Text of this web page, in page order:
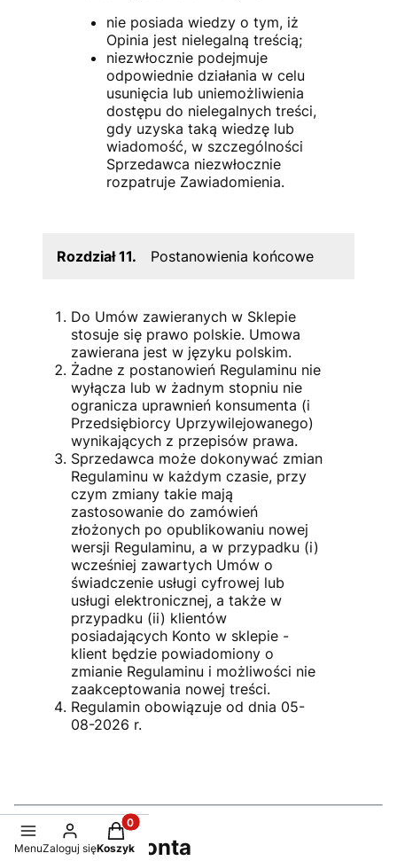
nie posiada wiedzy o tym, iż
Opinia jest nielegalną treścią;
niezwłocznie podejmuje
odpowiednie działania w celu
usunięcia lub uniemożliwienia
dostępu do nielegalnych treści,
gdy uzyska taką wiedzę lub
wiadomość, w szczególności
Sprzedawca niezwłocznie
rozpatruje Zawiadomienia.
Rozdział 11. Postanowienia końcowe
Do Umów zawieranych w Sklepie
stosuje się prawo polskie. Umowa
zawierana jest w języku polskim.
Żadne z postanowień Regulaminu nie
wyłącza lub w żadnym stopniu nie
ogranicza uprawnień konsumenta (i
Przedsiębiorcy Uprzywilejowanego)
wynikających z przepisów prawa.
Sprzedawca może dokonywać zmian
Regulaminu w każdym czasie, przy
czym zmiany takie mają
zastosowanie do zamówień
złożonych po opublikowaniu nowej
wersji Regulaminu, a w przypadku (i)
wcześniej zawartych Umów o
świadczenie usługi cyfrowej lub
usługi elektronicznej, a także w
przypadku (ii) klientów
posiadających Konto w sklepie -
klient będzie powiadomiony o
zmianie Regulaminu i możliwości nie
zaakceptowania nowej treści.
Regulamin obowiązuje od dnia 05-
08-2026 r.
Regulamin Konta
MenuZaloguj się
Produkty w koszyku: 0. Zobacz szczegóły
Koszyk